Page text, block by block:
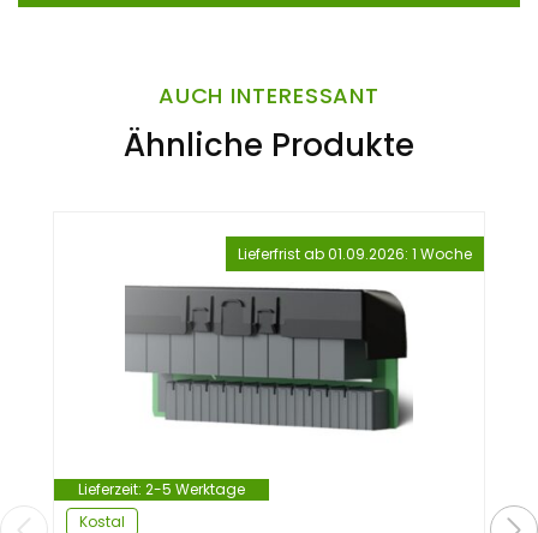
AUCH INTERESSANT
Ähnliche Produkte
Lieferzeit: 2-5 Werktage
Lieferfrist ab 01.09.2026: 1 Woche
Kostal